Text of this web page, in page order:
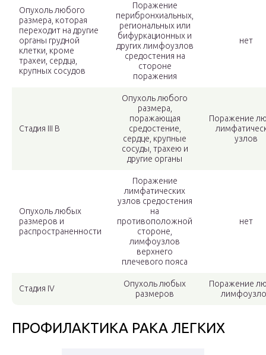
Опухоль любого
размера, которая
переходит на другие
органы грудной
клетки, кроме
трахеи, сердца,
крупных сосудов
Поражение
перибронхиальных,
региональных или
бифуркационных и
других лимфоузлов
средостения на
стороне
поражения
нет
Стадия ІІІ В
Опухоль любого
размера,
поражающая
средостение,
сердце, крупные
сосуды, трахею и
другие органы
Поражение
узлов
Опухоль любых
размеров и
распространенности
Поражение
лимфатических
узлов средостения
на
противоположной
стороне,
лимфоузлов
верхнего
плечевого пояса
нет
Стадия IV
Опухоль любых
размеров
Поражение
ПРОФИЛАКТИКА РАКА ЛЕГКИХ